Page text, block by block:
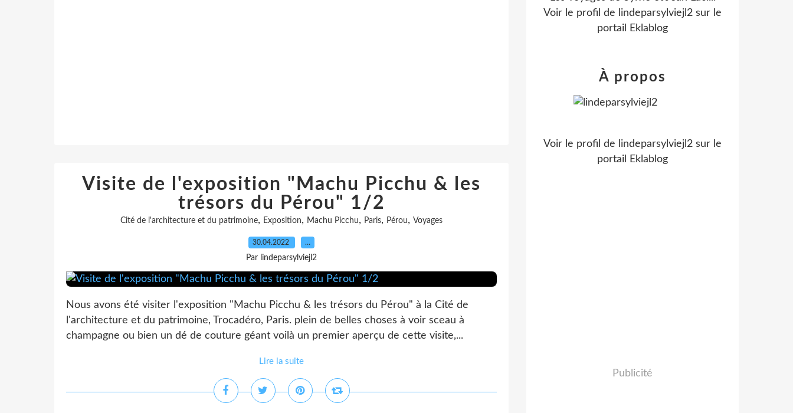
Visite de l'exposition "Machu Picchu & les
trésors du Pérou" 1/2
Cité de l'architecture et du patrimoine, Exposition, Machu Picchu, Paris, Pérou, Voyages
30.04.2022 …
Par lindeparsylviejl2
Nous avons été visiter l'exposition "Machu Picchu & les trésors du Pérou" à la Cité de
l'architecture et du patrimoine, Trocadéro, Paris. plein de belles choses à voir sceau à
champagne ou bien un dé de couture géant voilà un premier aperçu de cette visite,...
Lire la suite
Voir le profil de
lindeparsylviejl2 sur le
portail Eklablog
À propos
Voir le profil de lindeparsylviejl2 sur le
portail Eklablog
Publicité